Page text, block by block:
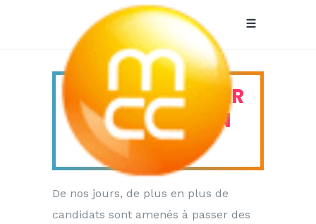
Recrutement
Tag
HOW-TO: RÉUSSIR
SON ENTRETIEN
VIDÉO
De nos jours, de plus en plus de
candidats sont amenés à passer des